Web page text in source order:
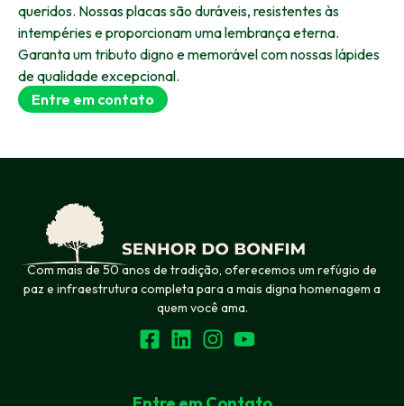
queridos. Nossas placas são duráveis, resistentes às
intempéries e proporcionam uma lembrança eterna.
Garanta um tributo digno e memorável com nossas lápides
de qualidade excepcional.
Entre em contato
Com mais de 50 anos de tradição, oferecemos um refúgio de
paz e infraestrutura completa para a mais digna homenagem a
quem você ama.